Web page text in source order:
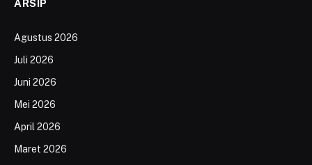
ARSIP
Agustus 2026
Juli 2026
Juni 2026
Mei 2026
April 2026
Maret 2026